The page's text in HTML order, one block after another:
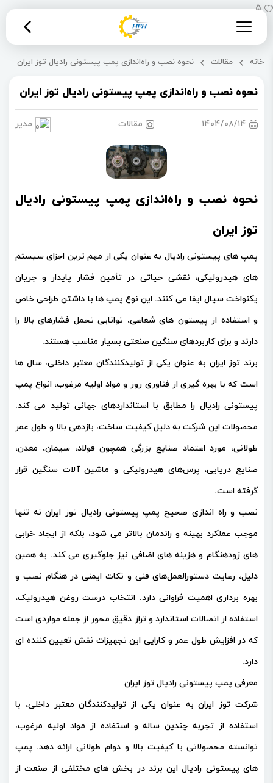
خانه مقالات نحوه نصب و راه‌اندازی پمپ پیستونی رادیال توز ایران
نحوه نصب و راه‌اندازی پمپ پیستونی رادیال توز ایران
۱۴۰۴/۰۸/۱۴ مقالات
5
نحوه نصب و راه‌اندازی پمپ پیستونی رادیال
توز ایران
پمپ‌ های پیستونی رادیال به‌ عنوان یکی از مهم‌ ترین اجزای سیستم‌
های هیدرولیکی، نقشی حیاتی در تأمین فشار پایدار و جریان
یکنواخت سیال ایفا می‌ کنند. این نوع پمپ‌ ها با داشتن طراحی خاص
و استفاده از پیستون‌ های شعاعی، توانایی تحمل فشارهای بالا را
دارند و برای کاربردهای سنگین صنعتی بسیار مناسب هستند.
برند توز ایران به‌ عنوان یکی از تولیدکنندگان معتبر داخلی، سال‌ ها
است که با بهره‌ گیری از فناوری روز و مواد اولیه مرغوب، انواع پمپ
پیستونی رادیال را مطابق با استانداردهای جهانی تولید می‌ کند.
محصولات این شرکت به دلیل کیفیت ساخت، بازدهی بالا و طول عمر
طولانی، مورد اعتماد صنایع بزرگی همچون فولاد، سیمان، معدن،
صنایع دریایی، پرس‌های هیدرولیکی و ماشین‌ آلات سنگین قرار
گرفته است.
نصب و راه‌ اندازی صحیح پمپ پیستونی رادیال توز ایران نه‌ تنها
موجب عملکرد بهینه و راندمان بالاتر می‌ شود، بلکه از ایجاد خرابی‌
های زودهنگام و هزینه‌ های اضافی نیز جلوگیری می‌ کند. به همین
دلیل، رعایت دستورالعمل‌های فنی و نکات ایمنی در هنگام نصب و
بهره‌ برداری اهمیت فراوانی دارد. انتخاب درست روغن هیدرولیک،
استفاده از اتصالات استاندارد و تراز دقیق محور از جمله مواردی است
که در افزایش طول عمر و کارایی این تجهیزات نقش تعیین‌ کننده‌ ای
دارد.
معرفی پمپ پیستونی رادیال توز ایران
شرکت توز ایران به عنوان یکی از تولیدکنندگان معتبر داخلی، با
استفاده از تجربه چندین ساله و استفاده از مواد اولیه مرغوب،
توانسته محصولاتی با کیفیت بالا و دوام طولانی ارائه دهد. پمپ‌
های پیستونی رادیال این برند در بخش‌ های مختلفی از صنعت از